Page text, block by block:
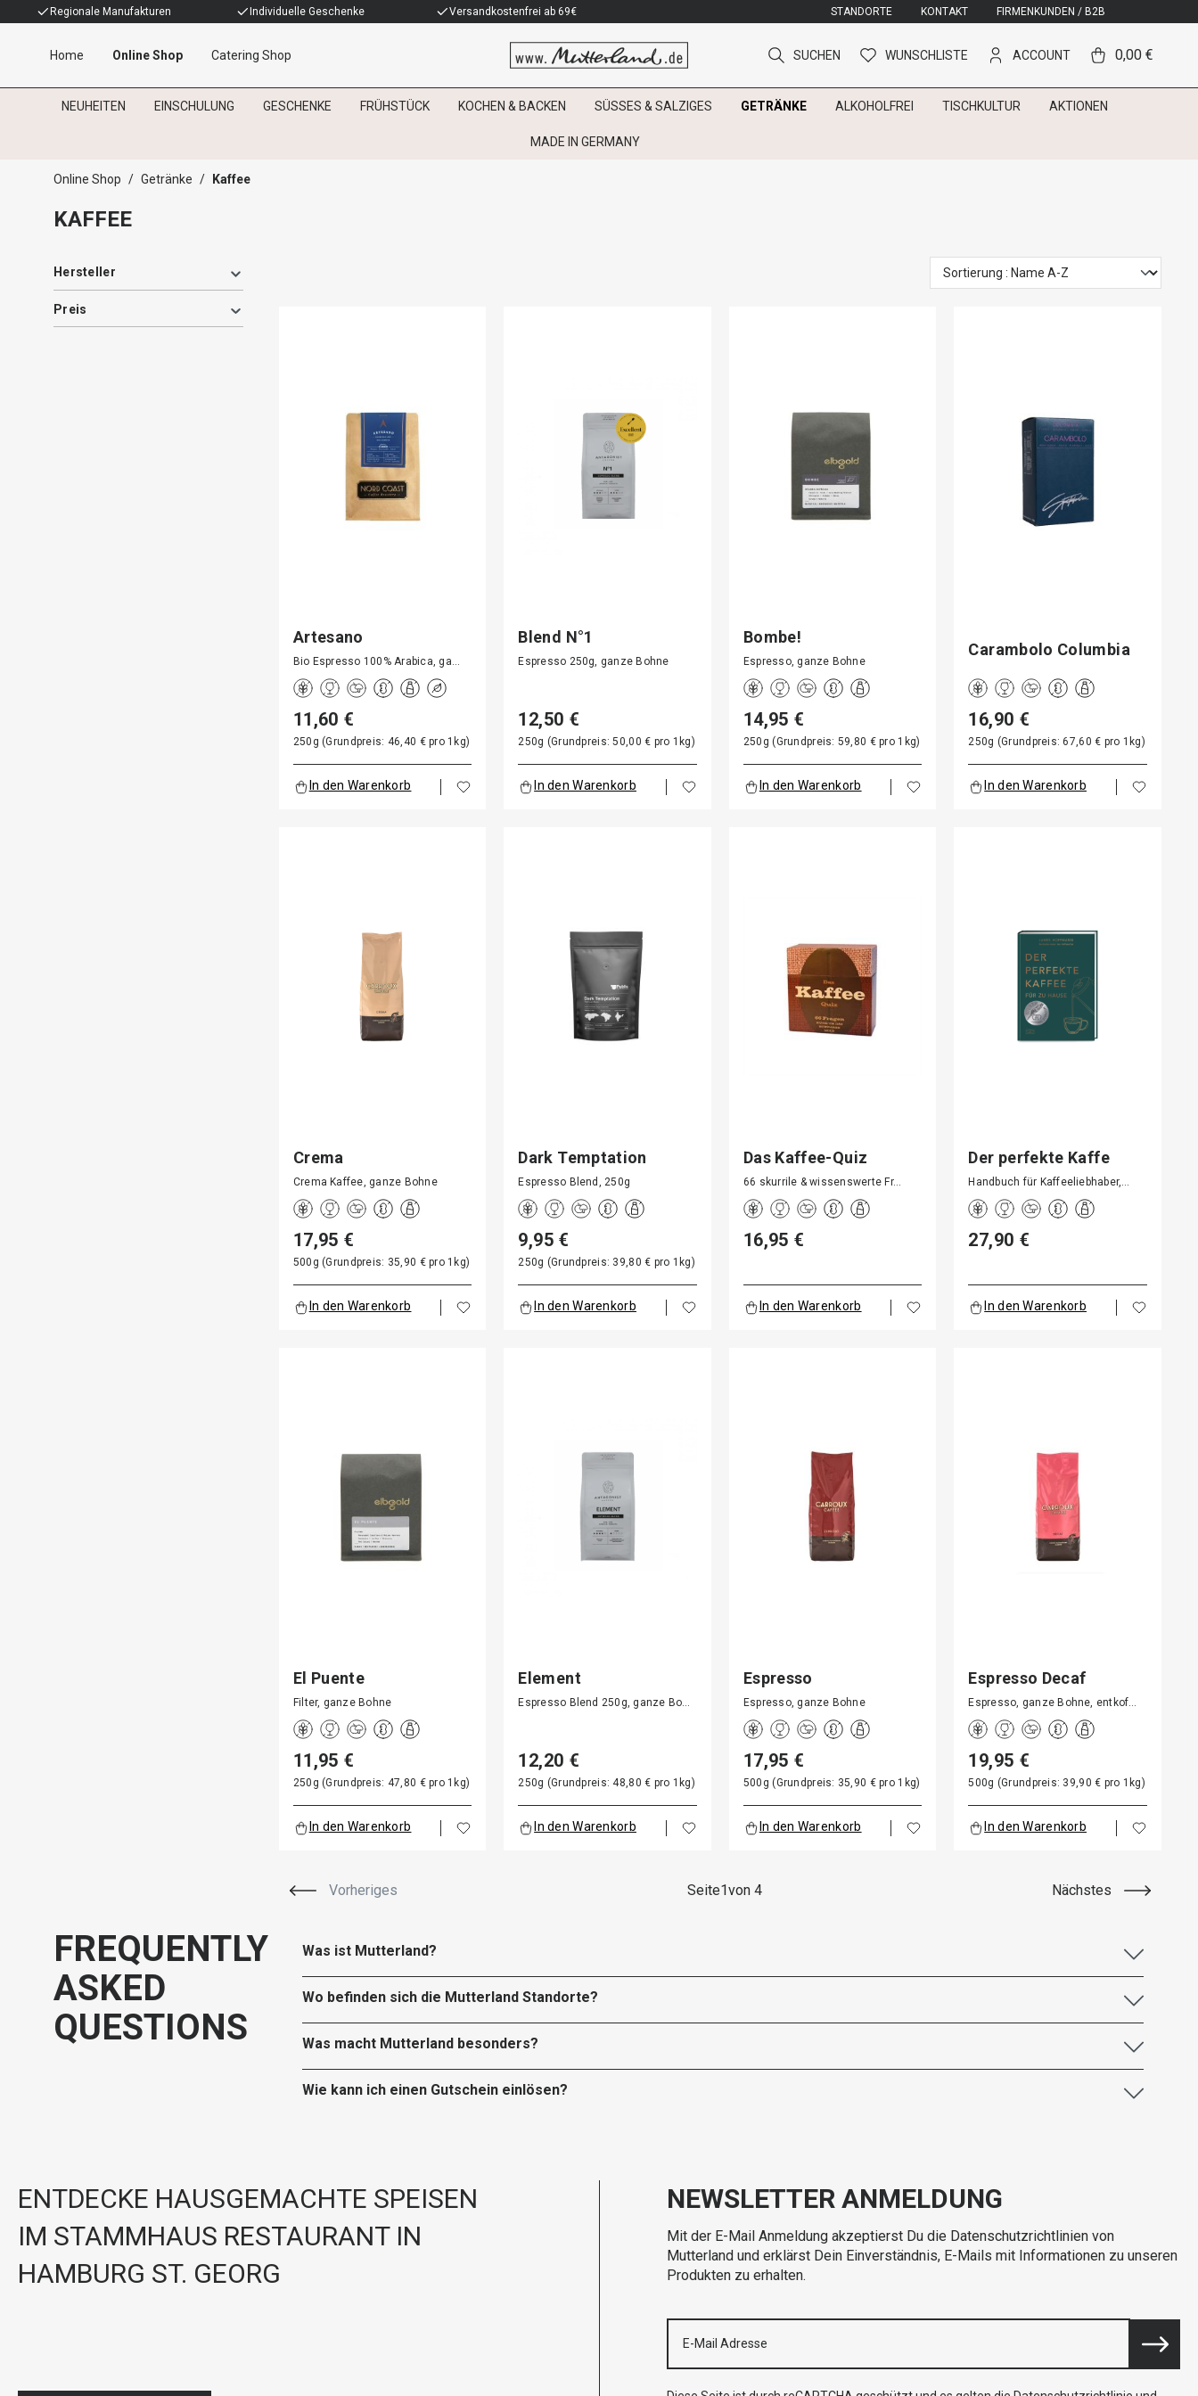
Regionale Manufakturen Individuelle Geschenke Versandkostenfrei ab 69€ STANDORTE KONTAKT FIRMENKUNDEN / B2B
Home Online Shop Catering Shop SUCHEN WUNSCHLISTE ACCOUNT 0,00 €
NEUHEITEN EINSCHULUNG GESCHENKE FRÜHSTÜCK KOCHEN & BACKEN SÜSSES & SALZIGES GETRÄNKE ALKOHOLFREI TISCHKULTUR AKTIONEN
MADE IN GERMANY
Kaffee
Online Shop / Getränke / Kaffee
KAFFEE
Hersteller
Preis
Artesano
Bio Espresso 100% Arabica, ga…
11,60 €
250g (Grundpreis: 46,40 € pro 1kg)
In den Warenkorb
Blend N°1
Espresso 250g, ganze Bohne
12,50 €
250g (Grundpreis: 50,00 € pro 1kg)
In den Warenkorb
Bombe!
Espresso, ganze Bohne
14,95 €
250g (Grundpreis: 59,80 € pro 1kg)
In den Warenkorb
Carambolo Columbia
16,90 €
250g (Grundpreis: 67,60 € pro 1kg)
In den Warenkorb
Crema
Crema Kaffee, ganze Bohne
17,95 €
500g (Grundpreis: 35,90 € pro 1kg)
In den Warenkorb
Dark Temptation
Espresso Blend, 250g
9,95 €
250g (Grundpreis: 39,80 € pro 1kg)
In den Warenkorb
Das Kaffee-Quiz
66 skurrile & wissenswerte Fr…
16,95 €
In den Warenkorb
Der perfekte Kaffe
für…
Handbuch für Kaffeeliebhaber,…
27,90 €
In den Warenkorb
El Puente
Filter, ganze Bohne
11,95 €
250g (Grundpreis: 47,80 € pro 1kg)
In den Warenkorb
Element
Espresso Blend 250g, ganze Bo…
12,20 €
250g (Grundpreis: 48,80 € pro 1kg)
In den Warenkorb
Espresso
Espresso, ganze Bohne
17,95 €
500g (Grundpreis: 35,90 € pro 1kg)
In den Warenkorb
Espresso Decaf
Espresso, ganze Bohne, entkof…
19,95 €
500g (Grundpreis: 39,90 € pro 1kg)
In den Warenkorb
Vorheriges Seite1von 4 Nächstes
FREQUENTLY
ASKED
QUESTIONS
Was ist Mutterland?
Wo befinden sich die Mutterland Standorte?
Was macht Mutterland besonders?
Wie kann ich einen Gutschein einlösen?
ENTDECKE HAUSGEMACHTE SPEISEN
IM STAMMHAUS RESTAURANT IN
HAMBURG ST. GEORG
NEWSLETTER ANMELDUNG
Mit der E-Mail Anmeldung akzeptierst Du die Datenschutzrichtlinien von
Mutterland und erklärst Dein Einverständnis, E-Mails mit Informationen zu unseren
Produkten zu erhalten.